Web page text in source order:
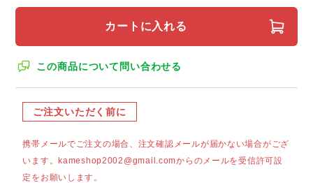
カートに入れる
この商品について問い合わせる
ご注文いただく前に
携帯メールでご注文の場合、注文確認メールが届かない場合がござ
います。kameshop2002@gmail.comからのメールを受信許可設
定をお願いします。